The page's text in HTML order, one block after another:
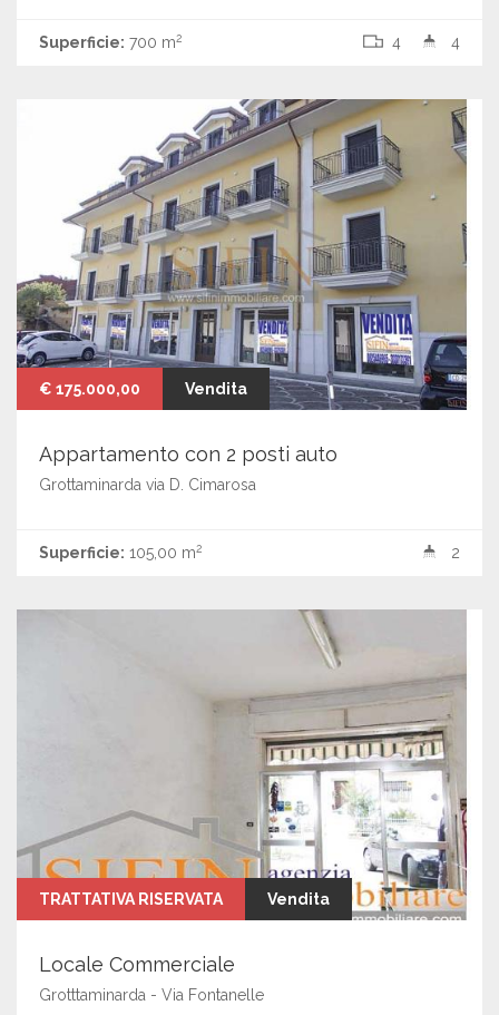
Superficie: 700 m2 4 4
€ 175.000,00 Vendita
Appartamento con 2 posti auto
Grottaminarda via D. Cimarosa
Superficie: 105,00 m2 2
TRATTATIVA RISERVATA Vendita
Locale Commerciale
Grotttaminarda - Via Fontanelle